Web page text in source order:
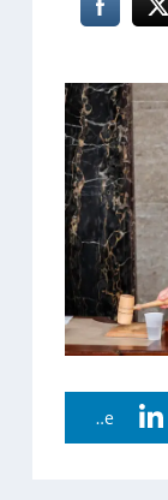
Linkedin Share